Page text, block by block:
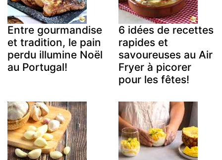
Entre gourmandise
et tradition, le pain
perdu illumine Noël
au Portugal!
6 idées de recettes
rapides et
savoureuses au Air
Fryer à picorer
pour les fêtes!